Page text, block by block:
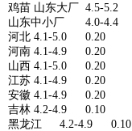
鸡苗 山东大厂 4.5-5.2
山东中小厂
4.0-4.4
河北 4.1-5.0
0.20
河南 4.1-4.9
0.20
山西 4.1-5.0
0.20
江苏 4.1-4.9
0.20
安徽 4.1-4.9
0.20
吉林 4.2-4.9
0.10
黑龙江
4.2-4.9
0.10